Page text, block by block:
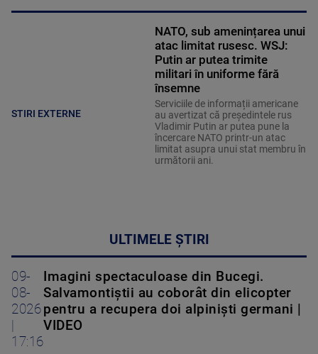
STIRI EXTERNE
NATO, sub amenințarea unui
atac limitat rusesc. WSJ:
Putin ar putea trimite
militari în uniforme fără
însemne
Serviciile de informații americane
au avertizat că președintele rus
Vladimir Putin ar putea pune la
încercare NATO printr-un atac
limitat asupra unui stat membru în
următorii ani.
ULTIMELE ȘTIRI
09-
08-
2026
17:16
Imagini spectaculoase din Bucegi.
Salvamontiștii au coborât din elicopter
pentru a recupera doi alpiniști germani |
VIDEO